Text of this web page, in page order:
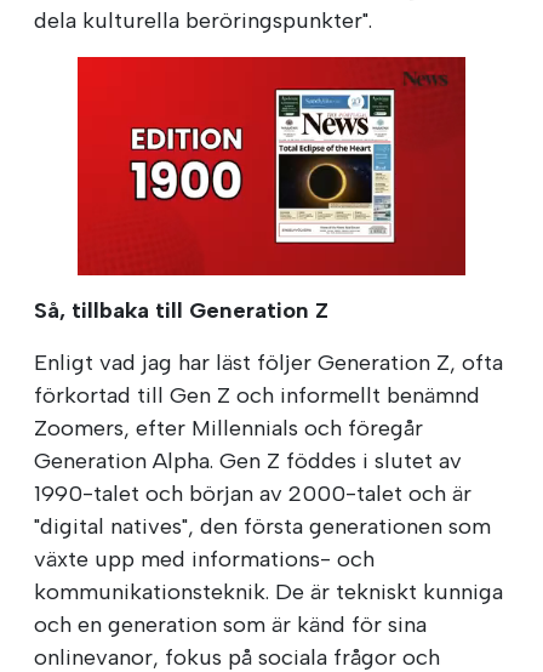
dela kulturella beröringspunkter".
Så, tillbaka till Generation Z
Enligt vad jag har läst följer Generation Z, ofta
förkortad till Gen Z och informellt benämnd
Zoomers, efter Millennials och föregår
Generation Alpha. Gen Z föddes i slutet av
1990-talet och början av 2000-talet och är
"digital natives", den första generationen som
växte upp med informations- och
kommunikationsteknik. De är tekniskt kunniga
och en generation som är känd för sina
onlinevanor, fokus på sociala frågor och